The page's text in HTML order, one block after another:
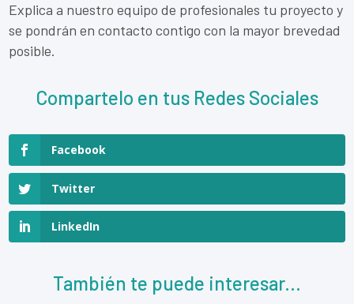
Explica a nuestro equipo de profesionales tu proyecto y
se pondrán en contacto contigo con la mayor brevedad
posible.
Compartelo en tus Redes Sociales
Facebook
Twitter
LinkedIn
También te puede interesar...